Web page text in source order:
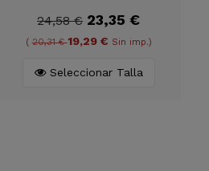
24,58 € 23,35 €
(20,31 €19,29 € Sin imp.)
Seleccionar Talla